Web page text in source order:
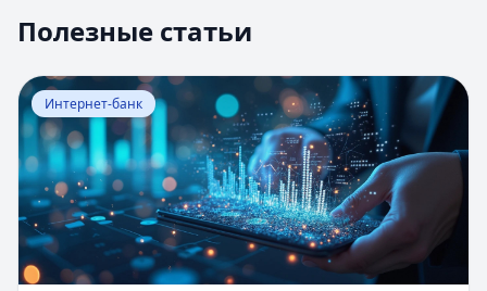
Полезные статьи
Перейти к статье:Оценка вероятности банкротства
Интернет-банк